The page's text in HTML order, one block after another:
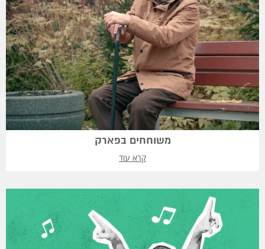
משוחחים בפארק
קרא עוד